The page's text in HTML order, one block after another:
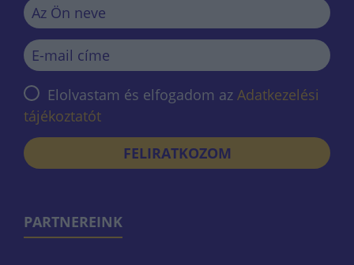
Elolvastam és elfogadom az Adatkezelési
tájékoztatót
FELIRATKOZOM
PARTNEREINK